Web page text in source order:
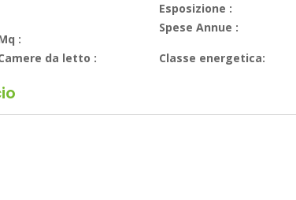
:
da letto :
Esposizione :
Spese Annue :
Classe energetica: